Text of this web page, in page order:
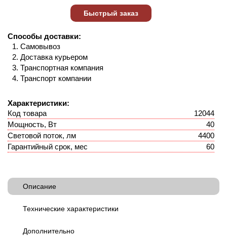
Способы доставки:
Самовывоз
Доставка курьером
Транспортная компания
Транспорт компании
Характеристики:
Код товара
12044
Мощность, Вт
40
Световой поток, лм
4400
Гарантийный срок, мес
60
Описание
Технические характеристики
Дополнительно